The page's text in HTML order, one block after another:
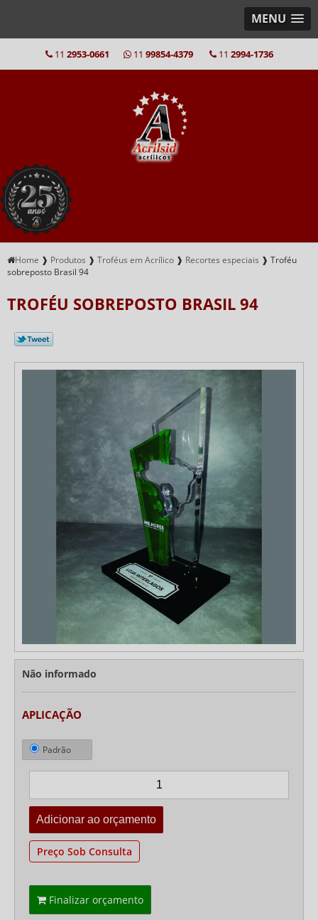
MENU
11 2953-0661 11 99854-4379 11 2994-1736
Home ❱ Produtos ❱ Troféus em Acrílico ❱ Recortes especiais ❱ Troféu
sobreposto Brasil 94
TROFÉU SOBREPOSTO BRASIL 94
Não informado
APLICAÇÃO
Padrão
Preço Sob Consulta
Finalizar orçamento